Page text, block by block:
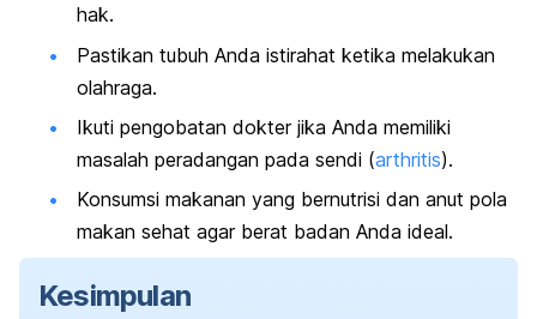
hak.
Pastikan tubuh Anda istirahat ketika melakukan
olahraga.
Ikuti pengobatan dokter jika Anda memiliki
masalah peradangan pada sendi (arthritis).
Konsumsi makanan yang bernutrisi dan anut pola
makan sehat agar berat badan Anda ideal.
Kesimpulan